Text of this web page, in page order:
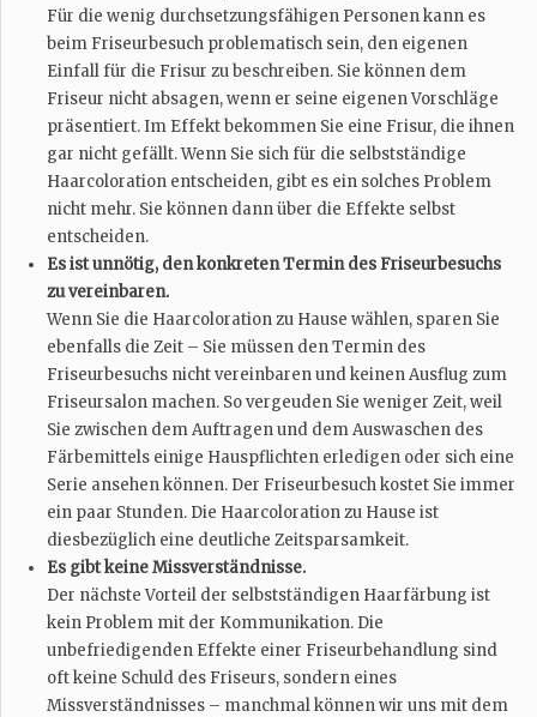
Für die wenig durchsetzungsfähigen Personen kann es
beim Friseurbesuch problematisch sein, den eigenen
Einfall für die Frisur zu beschreiben. Sie können dem
Friseur nicht absagen, wenn er seine eigenen Vorschläge
präsentiert. Im Effekt bekommen Sie eine Frisur, die ihnen
gar nicht gefällt. Wenn Sie sich für die selbstständige
Haarcoloration entscheiden, gibt es ein solches Problem
nicht mehr. Sie können dann über die Effekte selbst
entscheiden.
Es ist unnötig, den konkreten Termin des Friseurbesuchs
zu vereinbaren.
Wenn Sie die Haarcoloration zu Hause wählen, sparen Sie
ebenfalls die Zeit – Sie müssen den Termin des
Friseurbesuchs nicht vereinbaren und keinen Ausflug zum
Friseursalon machen. So vergeuden Sie weniger Zeit, weil
Sie zwischen dem Auftragen und dem Auswaschen des
Färbemittels einige Hauspflichten erledigen oder sich eine
Serie ansehen können. Der Friseurbesuch kostet Sie immer
ein paar Stunden. Die Haarcoloration zu Hause ist
diesbezüglich eine deutliche Zeitsparsamkeit.
Es gibt keine Missverständnisse.
Der nächste Vorteil der selbstständigen Haarfärbung ist
kein Problem mit der Kommunikation. Die
unbefriedigenden Effekte einer Friseurbehandlung sind
oft keine Schuld des Friseurs, sondern eines
Missverständnisses – manchmal können wir uns mit dem